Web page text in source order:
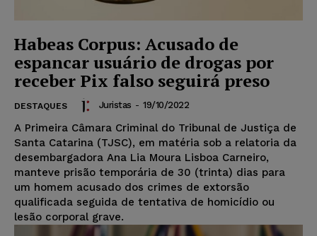
Habeas Corpus: Acusado de
espancar usuário de drogas por
receber Pix falso seguirá preso
DESTAQUES Juristas - 19/10/2022
A Primeira Câmara Criminal do Tribunal de Justiça de
Santa Catarina (TJSC), em matéria sob a relatoria da
desembargadora Ana Lia Moura Lisboa Carneiro,
manteve prisão temporária de 30 (trinta) dias para
um homem acusado dos crimes de extorsão
qualificada seguida de tentativa de homicídio ou
lesão corporal grave.